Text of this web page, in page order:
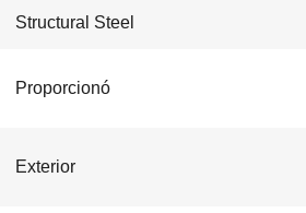
Structural Steel
Proporcionó
Exterior